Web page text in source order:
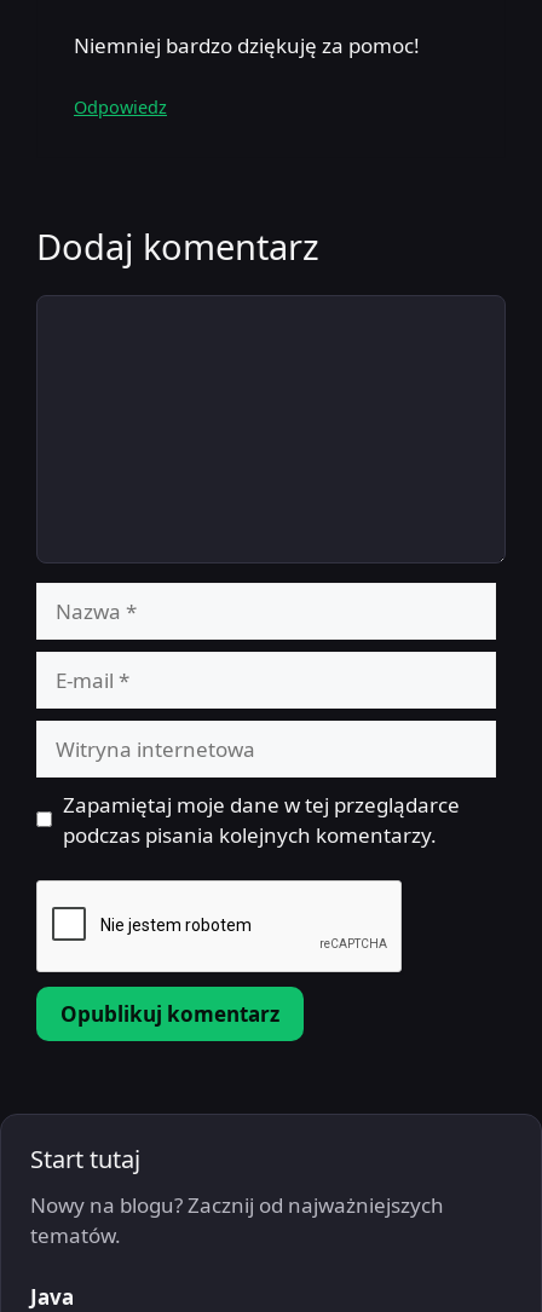
Niemniej bardzo dziękuję za pomoc!
Odpowiedz
Dodaj komentarz
Komentarz
mail
internetowa
Zapamiętaj moje dane w tej przeglądarce
podczas pisania kolejnych komentarzy.
Start tutaj
Nowy na blogu? Zacznij od najważniejszych
tematów.
Java